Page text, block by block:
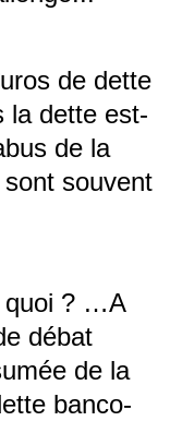
de dette
la dette est-
de la
souvent
quoi ? …A
débat
de la
banco-